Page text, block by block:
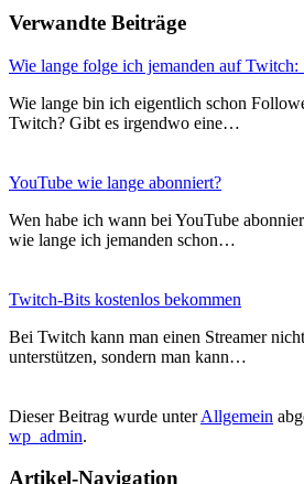
Verwandte Beiträge
Wie lange folge ich jemanden auf
Wie lange bin ich eigentlich schon
Twitch? Gibt es irgendwo eine…
YouTube wie lange abonniert?
Wen habe ich wann bei YouTube
wie lange ich jemanden schon…
Twitch-Bits kostenlos bekommen
Bei Twitch kann man einen Streamer
unterstützen, sondern man kann…
Dieser Beitrag wurde unterAllgemein
wp_admin.
Artikel-Navigation